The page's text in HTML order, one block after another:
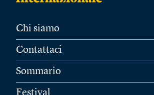
Chi siamo
Contattaci
Sommario
Festival